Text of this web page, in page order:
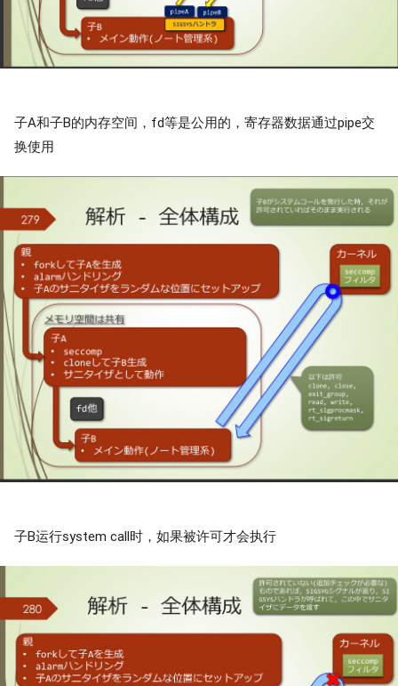
子A和子B的内存空间，fd等是公用的，寄存器数据通过pipe交
换使用
子B运行system call时，如果被许可才会执行